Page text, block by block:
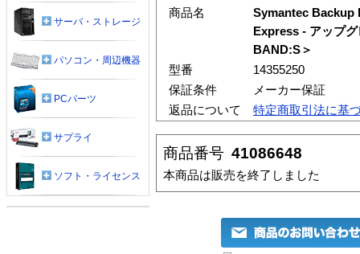
商品名
Symantec Backup
Express - アップ
BAND:S＞
型番
14355250
保証条件
メーカー保証
返品について
特定商取引法に基
商品番号 41086648
本商品は販売を終了しました
サーバ・ストレージ
パソコン・周辺機器
PCパーツ
サプライ
ソフト・ライセンス